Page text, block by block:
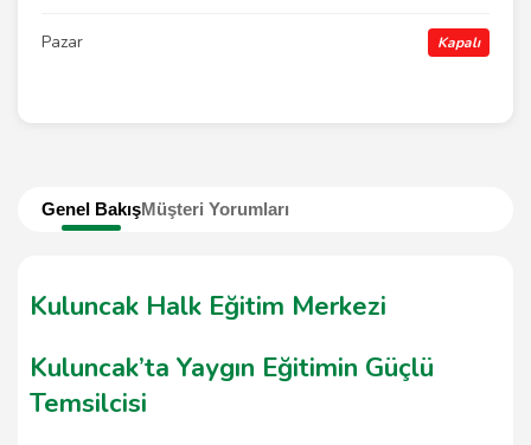
Genel BakışMüşteri Yorumları
Kuluncak Halk Eğitim Merkezi
Kuluncak’ta Yaygın Eğitimin Güçlü
Temsilcisi
Pazar Kapalı